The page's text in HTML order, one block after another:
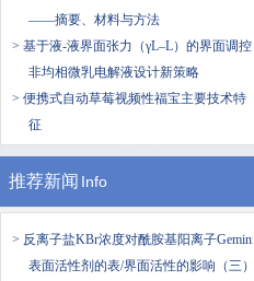
——摘要、材料与方法
> 基于液-液界面张力（γL–L）的界面调控
非均相微乳电解液设计新策略
> 便携式自动草莓视频性福宝主要技术特
征
推荐新闻 Info
> 反离子盐KBr浓度对酰胺基阳离子Gemini
表面活性剂的表/界面活性的影响（三）